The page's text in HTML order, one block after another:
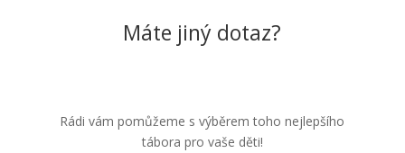
Máte jiný dotaz?
Rádi vám pomůžeme s výběrem toho nejlepšího
tábora pro vaše děti!